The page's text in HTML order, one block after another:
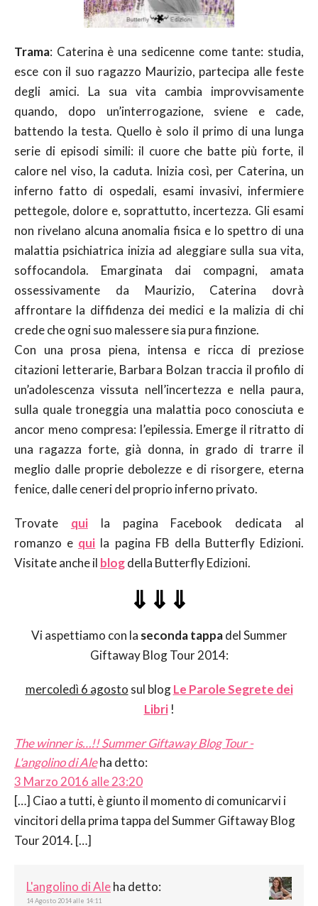
Trama: Caterina è una sedicenne come tante: studia,
esce con il suo ragazzo Maurizio, partecipa alle feste
degli amici. La sua vita cambia improvvisamente
quando, dopo un’interrogazione, sviene e cade,
battendo la testa. Quello è solo il primo di una lunga
serie di episodi simili: il cuore che batte più forte, il
calore nel viso, la caduta. Inizia così, per Caterina, un
inferno fatto di ospedali, esami invasivi, infermiere
pettegole, dolore e, soprattutto, incertezza. Gli esami
non rivelano alcuna anomalia fisica e lo spettro di una
malattia psichiatrica inizia ad aleggiare sulla sua vita,
soffocandola. Emarginata dai compagni, amata
ossessivamente da Maurizio, Caterina dovrà
affrontare la diffidenza dei medici e la malizia di chi
crede che ogni suo malessere sia pura finzione.
Con una prosa piena, intensa e ricca di preziose
citazioni letterarie, Barbara Bolzan traccia il profilo di
un’adolescenza vissuta nell’incertezza e nella paura,
sulla quale troneggia una malattia poco conosciuta e
ancor meno compresa: l’epilessia. Emerge il ritratto di
una ragazza forte, già donna, in grado di trarre il
meglio dalle proprie debolezze e di risorgere, eterna
fenice, dalle ceneri del proprio inferno privato.
Trovate quila pagina Facebook dedicata al
romanzo e qui la pagina FB della Butterfly Edizioni.
Visitate anche il blogdella Butterfly Edizioni.
⇓⇓⇓
Vi aspettiamo con la seconda tappadel Summer
Giftaway Blog Tour 2014:
mercoledì 6 agosto sul blogLe Parole Segrete dei
Libri!
The winner is…!! Summer Giftaway Blog Tour -
L'angolino di Aleha detto:
3 Marzo 2016 alle 23:20
[…] Ciao a tutti, è giunto il momento di comunicarvi i
vincitori della prima tappa del Summer Giftaway Blog
Tour 2014. […]
L'angolino di Aleha detto:
14 Agosto 2014 alle 14:11